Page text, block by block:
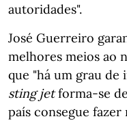
autoridades".
José Guerreiro
melhores meios ao
que "há um grau de
sting jetforma-se
país consegue fazer